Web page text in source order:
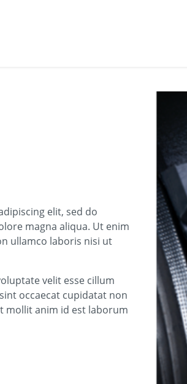
elit, sed do
magna aliqua. Ut enim
ullamco laboris nisi ut
velit esse cillum
occaecat cupidatat non
mollit anim id est laborum